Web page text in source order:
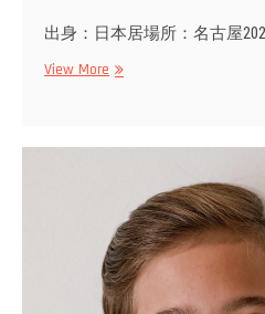
出身：日本居場所：名古屋
View More Taiga